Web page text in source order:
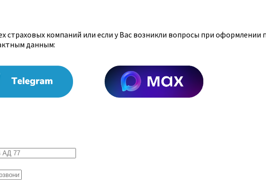
страховых компаний или если у Вас возникли вопросы при оформлении
данным: